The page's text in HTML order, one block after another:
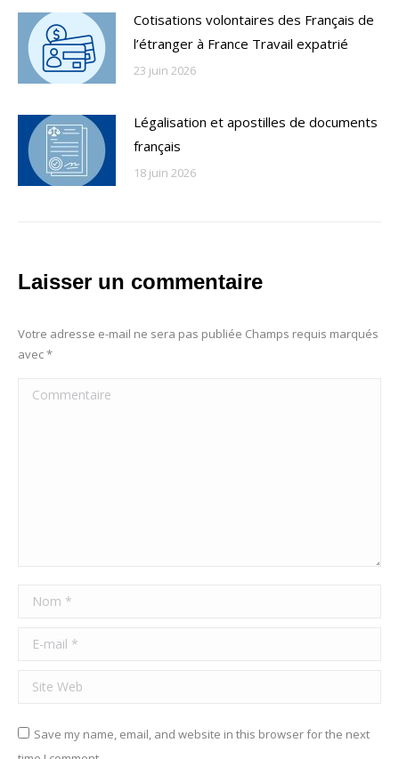
Cotisations volontaires des Français de
l’étranger à France Travail expatrié
23 juin 2026
Légalisation et apostilles de documents
français
18 juin 2026
Laisser un commentaire
Votre adresse e-mail ne sera pas publiée Champs requis marqués
avec*
Commentaire
Nom *
E-mail *
Site Web
Save my name, email, and website in this browser for the next